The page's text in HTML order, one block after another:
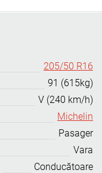
205/50 R16
91 (615kg)
V (240 km/h)
Michelin
Pasager
Vara
Conducătoare